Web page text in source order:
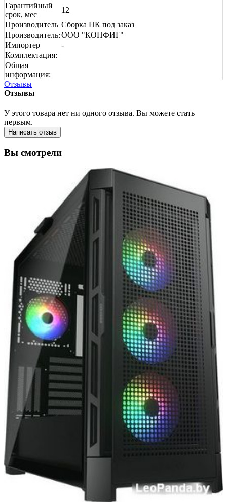
Гарантийный
срок, мес
12
Производитель Сборка ПК под заказ
Производитель:ООО "КОНФИГ"
Импортер
-
Комплектация:
Общая
информация:
Отзывы
Отзывы
У этого товара нет ни одного отзыва. Вы можете стать
первым.
Написать отзыв
Вы смотрели